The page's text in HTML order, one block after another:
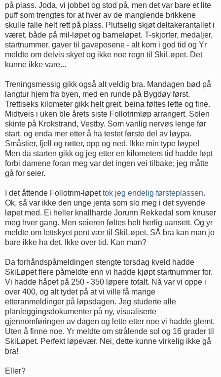
på plass. Joda, vi jobbet og stod på, men det var bare et lite
puff som trengtes for at hver av de manglende brikkene
skulle falle helt rett på plass. Plutselig skjøt deltakerantallet i
været, både på mil-løpet og barneløpet. T-skjorter, medaljer,
startnummer, gaver til gaveposene - alt kom i god tid og Yr
meldte om delvis skyet og ikke noe regn til SkiLøpet. Det
kunne ikke vare...
Treningsmessig gikk også alt veldig bra. Mandagen bød på
langtur hjem fra byen, med en runde på Bygdøy først.
Trettiseks kilometer gikk helt greit, beina føltes lette og fine.
Midtveis i uken ble årets siste Follotrimløp arrangert. Solen
skinte på Krokstrand, Vestby. Som vanlig nervøs lenge før
start, og enda mer etter å ha testet første del av løypa.
Småstier, fjell og røtter, opp og ned. Ikke min type løype!
Men da starten gikk og jeg etter en kilometers tid hadde løpt
forbi damene foran meg var det ingen vei tilbake; jeg måtte
gå for seier.
I det åttende Follotrim-løpettok jeg endelig førsteplassen.
Ok, så var ikke den unge jenta som slo meg i det syvende
løpet med. Ei heller knallharde Jorunn Rekkedal som knuser
meg hver gang. Men seieren føltes helt herlig uansett. Og yr
meldte om lettskyet pent vær til SkiLøpet. SÅ bra kan man jo
bare ikke ha det. Ikke over tid. Kan man?
Da forhåndspåmeldingen stengte torsdag kveld hadde
SkiLøpet flere påmeldte enn vi hadde kjøpt startnummer for.
Vi hadde håpet på 250 - 350 løpere totalt. Nå var vi oppe i
over 400, og alt tydet på at vi ville få mange
etteranmeldinger på løpsdagen. Jeg studerte alle
planleggingsdokumenter på ny, visualiserte
gjennomføringen av dagen og lette etter noe vi hadde glemt.
Uten å finne noe. Yr meldte om strålende sol og 16 grader til
SkiLøpet. Perfekt løpevær. Nei, dette kunne virkelig ikke gå
bra!
Eller?